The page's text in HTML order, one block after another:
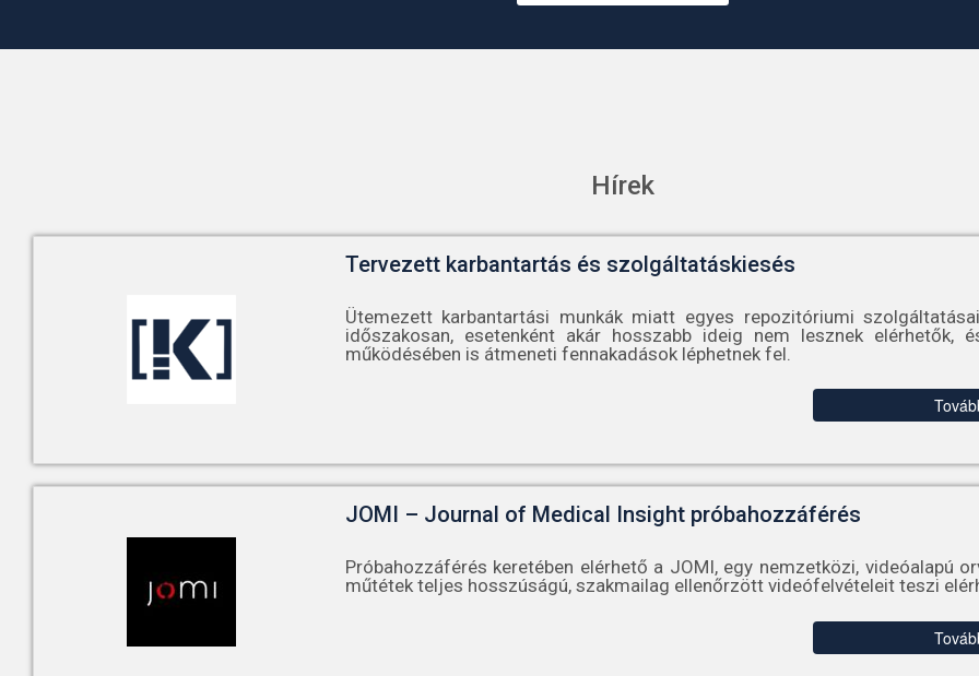
Hírek
Tervezett karbantartás és szolgáltatáskiesés
Ütemezett karbantartási munkák miatt egyes repozitóriumi
időszakosan, esetenként akár hosszabb ideig nem lesznek elérhetők,
működésében is átmeneti fennakadások léphetnek fel.
JOMI – Journal of Medical Insight próbahozzáférés
Próbahozzáférés keretében elérhető a JOMI, egy nemzetközi, videóalapú
műtétek teljes hosszúságú, szakmailag ellenőrzött videófelvételeit teszi